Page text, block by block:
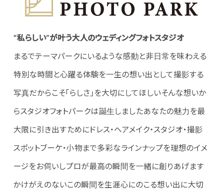
“私らしい”が叶う大人のウェディングフォトスタジオ
まるでテーマパークにいるような感動と非日常を味わえる
特別な時間と心躍る体験を一生の想い出として撮影する
写真だからこそ「らしさ」を大切にしてほしいそんな想いか
らスタジオフォトパークは誕生しましたあなたの魅力を最
大限に引き出すためにドレス・ヘアメイク・スタジオ・撮影
スポットブーケ・小物まで多彩なラインナップを理想のイメ
ージをお伺いしプロが最高の瞬間を一緒に創りあげます
かけがえのないこの瞬間を生涯心にのこる想い出に大切